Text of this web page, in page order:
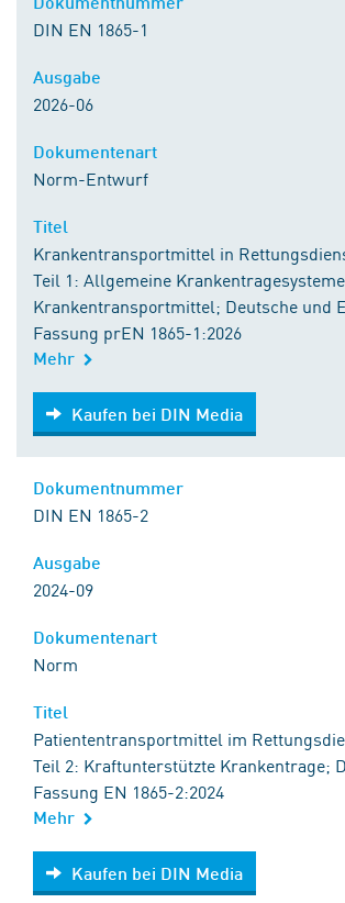
DIN EN 1865-1
2026-06
Norm-Entwurf
Krankentransportmittel in
Teil 1: Allgemeine
Krankentransportmittel; Deutsche und
Fassung prEN 1865-1:2026
Mehr
Kaufen bei DIN Media
Kaufen bei DIN Media
DIN EN 1865-2
2024-09
Norm
Patiententransportmittel im
Teil 2: Kraftunterstützte Krankentrage;
Fassung EN 1865-2:2024
Mehr
Kaufen bei DIN Media
Kaufen bei DIN Media